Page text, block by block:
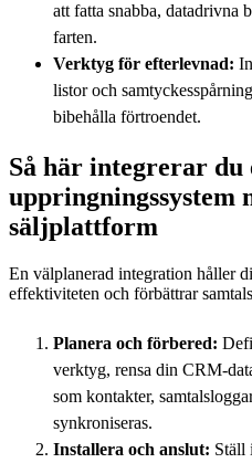
att fatta snabba, datadrivna
farten.
Verktyg för efterlevnad:
listor och
bibehålla förtroendet.
Så här integrerar du
uppringningssystem
säljplattform
En välplanerad integration håller
effektiviteten och förbättrar
Planera och förbered:
verktyg, rensa din CRM-
som kontakter,
synkroniseras.
Installera och anslut: Ställ